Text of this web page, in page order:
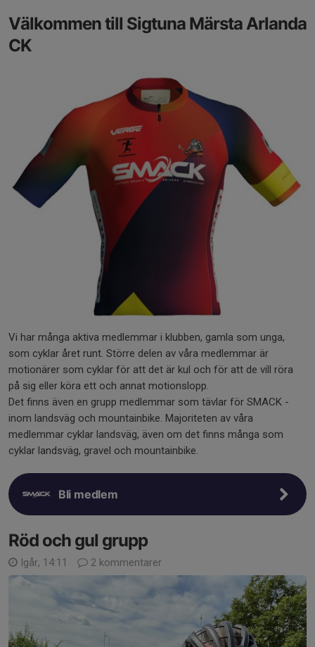
Välkommen till Sigtuna Märsta Arlanda
CK
Vi har många aktiva medlemmar i klubben, gamla som unga,
som cyklar året runt. Större delen av våra medlemmar är
motionärer som cyklar för att det är kul och för att de vill röra
på sig eller köra ett och annat motionslopp.
Det finns även en grupp medlemmar som tävlar för SMACK -
inom landsväg och mountainbike. Majoriteten av våra
medlemmar cyklar landsväg, även om det finns många som
cyklar landsväg, gravel och mountainbike.
Bli medlem
Röd och gul grupp
Igår, 14:11 2 kommentarer